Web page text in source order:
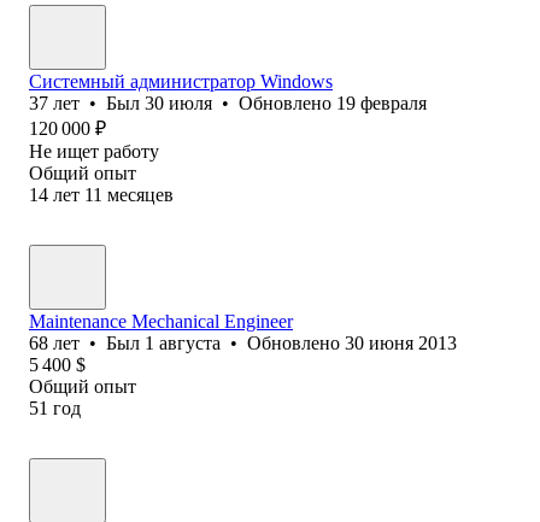
Системный администратор Windows
37 лет • Был 30 июля • Обновлено 19 февраля
120 000 ₽
Не ищет работу
Общий опыт
14 лет 11 месяцев
Maintenance Mechanical Engineer
68 лет • Был 1 августа • Обновлено 30 июня 2013
5 400 $
Общий опыт
51 год